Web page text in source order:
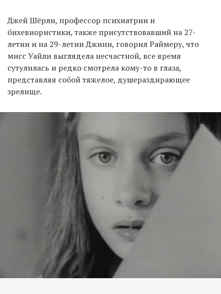
Джей Шёрли, профессор психиатрии и
бихевиористики, также присутствовавший на 27-
летии и на 29-летии Джини, говорил Раймеру, что
мисс Уайли выглядела несчастной, все время
сутулилась и редко смотрела кому-то в глаза,
представляя собой тяжелое, душераздирающее
зрелище.